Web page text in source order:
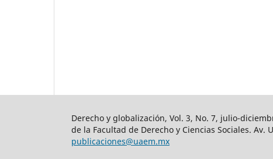
Derecho y globalización, Vol. 3, No. 7, julio-
de la Facultad de Derecho y Ciencias Sociales. Av.
publicaciones@uaem.mx